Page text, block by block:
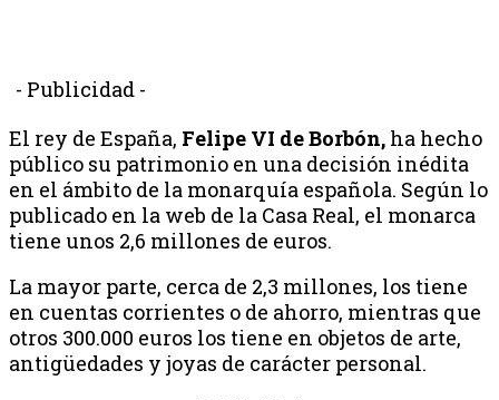
- Publicidad -
El rey de España, Felipe VI de Borbón, ha hecho
público su patrimonio en una decisión inédita
en el ámbito de la monarquía española. Según lo
publicado en la web de la Casa Real, el monarca
tiene unos 2,6 millones de euros.
La mayor parte, cerca de 2,3 millones, los tiene
en cuentas corrientes o de ahorro, mientras que
otros 300.000 euros los tiene en objetos de arte,
antigüedades y joyas de carácter personal.